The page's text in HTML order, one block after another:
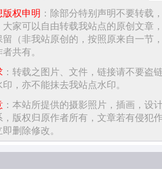
版权申明 ：除部分特别声明不要转载
大家可以自由转载我站点的原创文章
留（非我站原创的，按照原来自一节
共有。
：转载之图片、文件，链接请不要盗
，亦不能抹去我站点水印。
：本站所提供的摄影照片，插画，设
，版权归原作者所有，文章若有侵犯
删除修改。